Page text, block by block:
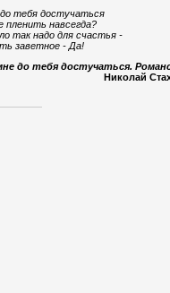
тебя достучаться
пленить навсегда?
так надо для счастья -
заветное - Да!
до тебя достучаться.
Николай